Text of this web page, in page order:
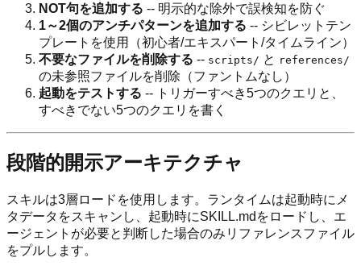
NOT句を追加する -- 明示的な除外で誤検知を防ぐ
1～2個のアンチパターンを追加する -- シビレットテン
プレートを使用（初心者/エキスパート/タイムライン）
不要なファイルを削除する -- scripts/ と references/
の未参照ファイルを削除（ファントムなし）
起動をテストする -- トリガーすべき5つのクエリと、
すべきでない5つのクエリを書く
段階的開示アーキテクチャ
スキルは3層ロードを使用します。ランタイムは起動時にメ
タデータをスキャンし、起動時にSKILL.mdをロードし、エ
ージェントが必要と判断した場合のみリファレンスファイル
をプルします。